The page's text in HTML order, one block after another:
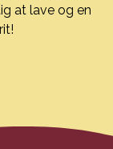
flødeost
at lave og en